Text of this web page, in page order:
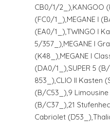
CB0/1/2_),KANGOO
(FC0/1_),MEGANE I
(EA0/1_),TWINGO I
5/357_),MEGANE I
(K48_),MEGANE I
(DA0/1_),SUPER 5
853_),CLIO II Kasten
(B/C53_),9 Limousine
(B/C37_),21
Cabriolet